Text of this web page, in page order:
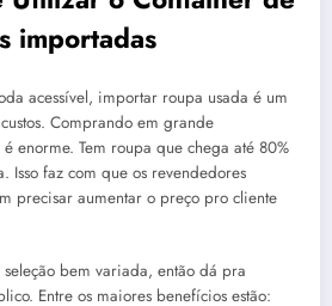
importadas
acessível, importar roupa usada é um
Comprando em grande
enorme. Tem roupa que chega até 80%
Isso faz com que os revendedores
precisar aumentar o preço pro cliente
bem variada, então dá pra
Entre os maiores benefícios estão: